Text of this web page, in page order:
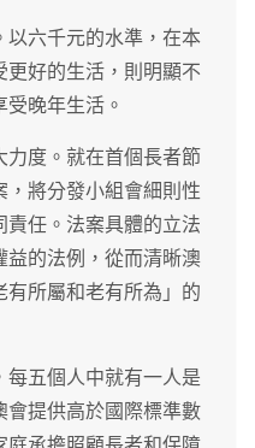
以六千元的水準，在本
好的生活，則明顯不
晚年生活。
度。就在首個長者節
將分發小組會細則性
任。法案具體的立法
益的法例，從而清晰澳
所屬和老有所為」的
五個人中就有一人是
會提供高於國際標準數